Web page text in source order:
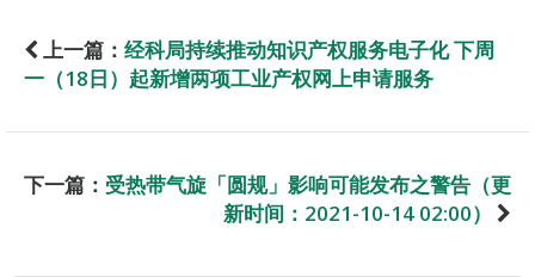
上一篇： 经科局持续推动知识产权服务电子化 下周
一（18日）起新增两项工业产权网上申请服务
下一篇： 受热带气旋「圆规」影响可能发布之警告（更
新时间：2021-10-14 02:00）